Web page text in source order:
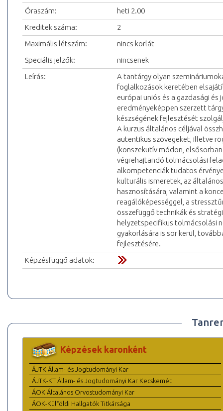
Óraszám:
heti 2.00
Kreditek száma:
2
Maximális létszám:
nincs korlát
Speciális jelzők:
nincsenek
Leírás:
A tantárgy olyan
foglalkozások keretében
európai uniós és a gazdasági
eredményeképpen szerzett
készségének fejlesztését
A kurzus általános céljával
autentikus szövegeket, illetve
(konszekutív módon,
végrehajtandó tolmácsolási
alkompetenciák tudatos
kulturális ismeretek, az
hasznosítására, valamint a
reagálóképességgel, a
összefüggő technikák és
helyzetspecifikus tolmácsolási
gyakorlására is sor kerül,
fejlesztésére.
Képzésfüggő adatok:
Képzések karonként
ÁJTK Állam- és Jogtudományi Kar
ÁJTK-KT Állam- és Jogtudományi Kar Kecskemét
ÁOK Általános Orvostudományi Kar
ÁOK-Külföldi Hallgatók Titkársága